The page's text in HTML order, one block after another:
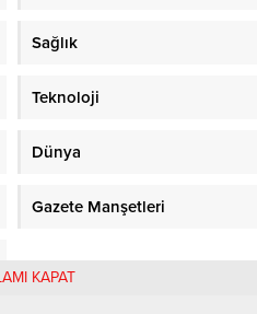
Sağlık
Teknoloji
Dünya
Gazete Manşetleri
KAPAT